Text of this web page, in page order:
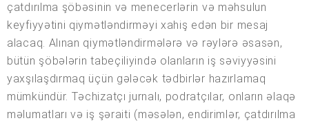
çatdırılma şöbəsinin və menecerlərin və məhsulun
keyfiyyətini qiymətləndirməyi xahiş edən bir mesaj
alacaq. Alınan qiymətləndirmələrə və rəylərə əsasən,
bütün şöbələrin tabeçiliyində olanların iş səviyyəsini
yaxşılaşdırmaq üçün gələcək tədbirlər hazırlamaq
mümkündür. Təchizatçı jurnalı, podratçılar, onların əlaqə
məlumatları və iş şəraiti (məsələn, endirimlər, çatdırılma